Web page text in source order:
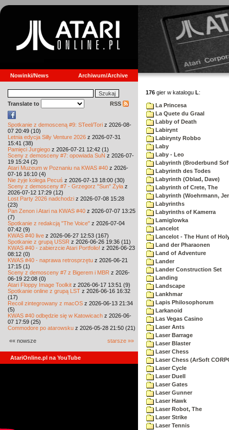
Nowinki/News Archiwum/Archive
Translate to RSS
Spotkanie z demosceną #9: STeel/Tori z 2026-08-
07 20:49 (10)
Letnia edycja Silly Venture 2026 z 2026-07-31
15:41 (38)
Pamięci Jurgiego z 2026-07-21 12:42 (1)
Sceny z demosceny #7: opowiada SuN z 2026-07-
19 15:24 (2)
Atari Muzeum w Poznaniu na KWAS #40 z 2026-
07-16 16:10 (4)
Nie żyje kolega Pecuś z 2026-07-13 18:00 (30)
Sceny z demosceny #7 - Grzegorz "Sun" Żyła z
2026-07-12 17:29 (12)
Lost Party 2026 nadchodzi z 2026-07-08 15:28
(23)
Pan Zenon i Atari na KWAS #40 z 2026-07-07 13:25
(7)
Spotkanie z redakcją "The Voice" z 2026-07-04
07:42 (9)
KWAS #40 live z 2026-06-27 12:53 (167)
Spotkanie z grupą USSR z 2026-06-26 19:36 (11)
KWAS #40 - zabierzcie Atari Portfolio! z 2026-06-23
08:12 (0)
KWAS #40 - naprawa retrosprzętu z 2026-06-21
17:15 (1)
Sceny z demosceny #7 z Bigerem i MBR z 2026-
06-19 22:08 (0)
Atari Floppy Image Toolkit z 2026-06-17 13:51 (9)
Spotkanie online z grupą LST z 2026-06-16 16:32
(17)
Recoil zintegrowany z macOS z 2026-06-13 21:34
(5)
KWAS #40 odbędzie się w Katowicach z 2026-06-
07 17:59 (25)
Commodore po atarowsku z 2026-05-28 21:50 (21)
«« nowsze starsze »»
AtariOnline.pl na YouTube
176 gier w katalogu L:
La Princesa
La Quete du Graal
Labby of Death
Labirynt
Labirynty Robbo
Laby
Laby - Leo
Labyrinth (Broderbund
Labyrinth des Todes
Labyrinth (Oblad, Dave)
Labyrinth of Crete, The
Labyrinth (Woehrmann,
Labyrinths
Labyrinths of Kamerra
Lamiglowka
Lancelot
Lancelot - The Hunt of
Land der Pharaonen
Land of Adventure
Lander
Lander Construction Set
Landing
Landscape
Lankhmar
Lapis Philosophorum
Larkanoid
Las Vegas Casino
Laser Ants
Laser Barrage
Laser Blaster
Laser Chess
Laser Chess (ArSoft
Laser Cycle
Laser Duell
Laser Gates
Laser Gunner
Laser Hawk
Laser Robot, The
Laser Strike
Laser Tennis